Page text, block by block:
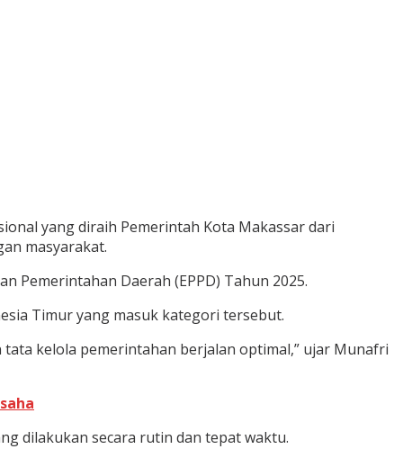
yang diraih Pemerintah Kota Makassar dari
masyarakat.
Pemerintahan Daerah (EPPD) Tahun 2025.
Timur yang masuk kategori tersebut.
kelola pemerintahan berjalan optimal,” ujar Munafri
dilakukan secara rutin dan tepat waktu.